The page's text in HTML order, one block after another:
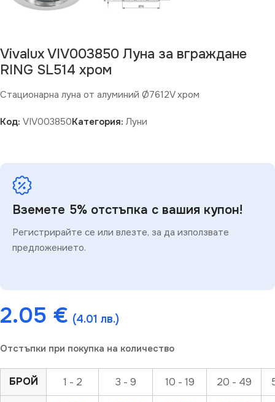
Vivalux VIV003850 Луна за вграждане
RING SL514 хром
Стационарна луна от алуминий Ø7612V хром
Код: VIV003850Категория: Луни
Вземете 5% отстъпка с вашия купон!
Регистрирайте се или влезте, за да използвате
предложението.
2.05 € (4.01 лв.)
Отстъпки при покупка на количество
БРОЙ 1 - 2 3 - 9 10 - 19 20 - 49